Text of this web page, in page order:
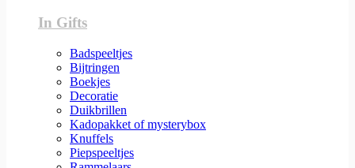
In Gifts
Badspeeltjes
Bijtringen
Boekjes
Decoratie
Duikbrillen
Kadopakket of mysterybox
Knuffels
Piepspeeltjes